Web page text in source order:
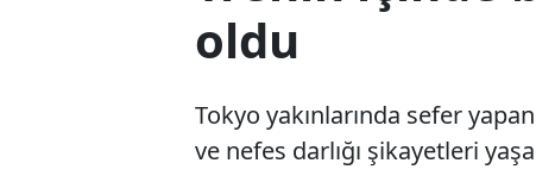
oldu
Tokyo yakınlarında sefer
ve nefes darlığı şikayetleri